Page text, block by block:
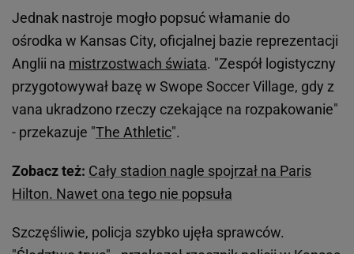
Jednak nastroje mogło popsuć włamanie do
ośrodka w Kansas City, oficjalnej bazie reprezentacji
Anglii na mistrzostwach świata. "Zespół logistyczny
przygotowywał bazę w Swope Soccer Village, gdy z
vana ukradzono rzeczy czekające na rozpakowanie"
- przekazuje "The Athletic".
Zobacz też: Cały stadion nagle spojrzał na Paris
Hilton. Nawet ona tego nie popsuła
Szczęśliwie, policja szybko ujęła sprawców.